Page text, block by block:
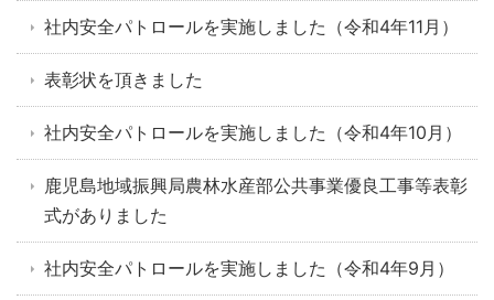
社内安全パトロールを実施しました（令和4年11月）
表彰状を頂きました
社内安全パトロールを実施しました（令和4年10月）
鹿児島地域振興局農林水産部公共事業優良工事等表彰
式がありました
社内安全パトロールを実施しました（令和4年9月）